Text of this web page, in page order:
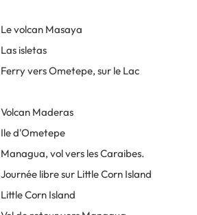
Le volcan Masaya
Las isletas
Ferry vers Ometepe, sur le Lac
Volcan Maderas
Ile d'Ometepe
Managua, vol vers les Caraibes.
Journée libre sur Little Corn Island
Little Corn Island